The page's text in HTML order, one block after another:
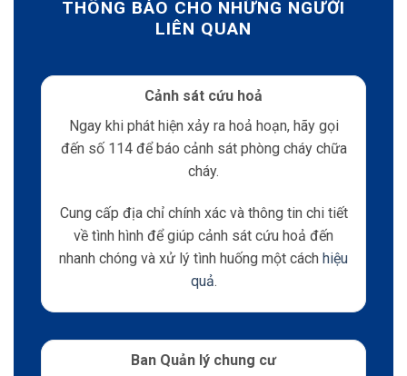
THÔNG BÁO CHO NHỮNG NGƯỜI
LIÊN QUAN
Cảnh sát cứu hoả
Ngay khi phát hiện xảy ra hoả hoạn, hãy gọi
đến số 114 để báo cảnh sát phòng cháy chữa
cháy.
Cung cấp địa chỉ chính xác và thông tin chi tiết
về tình hình để giúp cảnh sát cứu hoả đến
nhanh chóng và xử lý tình huống một cách hiệu
quả.
Ban Quản lý chung cư